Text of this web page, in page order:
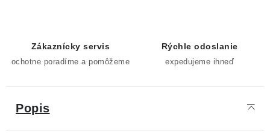
Zákaznícky servis
ochotne poradíme a pomôžeme
Rýchle odoslanie
expedujeme ihneď
Popis